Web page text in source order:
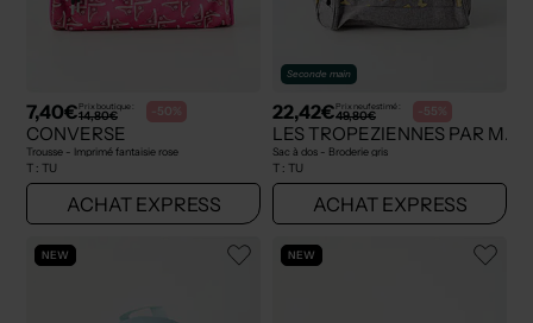
7,40€Prix boutique :
14,80€ -50%
CONVERSE
Trousse - Imprimé fantaisie rose
T : TU
ACHAT EXPRESS
Seconde main
22,42€Prix neuf estimé :
49,80€ -55%
LES TROPEZIENNES PAR
Sac à dos - Broderie gris
T : TU
ACHAT EXPRESS
NEW NEW